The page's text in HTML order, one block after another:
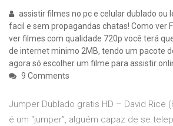
assistir filmes no pc e celular dublado ou
facil e sem propagandas chatas! Como ver
ver filmes com qualidade 720p você terá
de internet minimo 2MB, tendo um pacote
agora só escolher um filme para assistir
9 Comments
Jumper Dublado gratis HD – David Rice
é um “jumper”, alguém capaz de se